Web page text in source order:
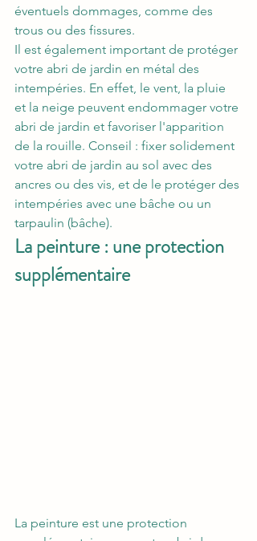
éventuels dommages, comme des
trous ou des fissures.
Il est également important de protéger
votre abri de jardin en métal des
intempéries. En effet, le vent, la pluie
et la neige peuvent endommager votre
abri de jardin et favoriser l'apparition
de la rouille. Conseil : fixer solidement
votre abri de jardin au sol avec des
ancres ou des vis, et de le protéger des
intempéries avec une bâche ou un
tarpaulin (bâche).
La peinture : une protection
supplémentaire
La peinture est une protection